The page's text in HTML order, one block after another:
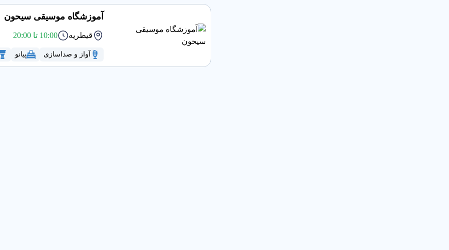
آموزشگاه موسیقی سیحون
قیطریه 10:00 تا 20:00
آواز و صداسازی پیانو